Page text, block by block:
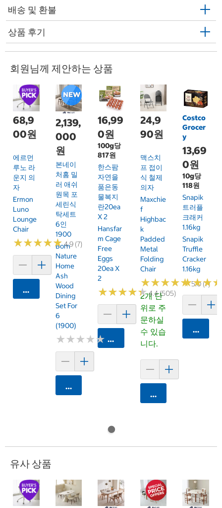
배송 및 환불
상품 후기
회원님께 제안하는 상품
68,9
00원
에르먼
루노 라
운지 의
자
Ermon
Luno
Lounge
Chair
★★★★★
★★★★★4.9 (7)
카트에 담기
2,139,
000
원
본네이
처홈 밀
러 애쉬
원목 포
세린식
탁세트
6인
1900
Born
Nature
Home
Ash
Wood
Dining
Set For
6
(1900)
★★★★★
★★★★★
카트에 담기
16,99
0원
100g당
817원
한스팜
자연을
품은동
물복지
란20ea
X 2
Hansfar
M Cage
Free
Eggs
20ea X
2
★★★★★
★★★★★4.4 (505)
카트에 담기
24,9
90원
맥스치
프 접이
식 철제
의자
Maxchie
F
Highbac
K
Padded
Metal
Folding
Chair
★★★★★
★★★★★5.0 (7)
2개 단
위로 주
문하실
수 있습
니다.
카트에 담기
Costco
Grocer
y
13,69
0원
10g당
118원
Snapik
트러플
크래커
1.16kg
Snapik
Truffle
Cracker
1.16kg
★★★
★★★
카트에
유사 상품